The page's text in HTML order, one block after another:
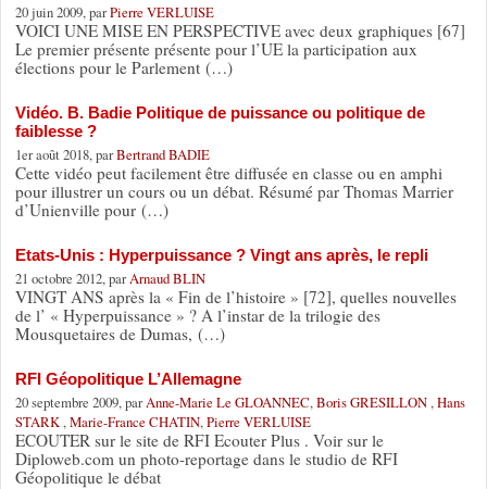
20 juin 2009, parPierre VERLUISE
VOICI UNE MISE EN PERSPECTIVE avec deux graphiques [67]
Le premier présente présente pour l’UE la participation aux
élections pour le Parlement (…)
Vidéo. B. Badie Politique de puissance ou politique de
faiblesse ?
1er août 2018, parBertrand BADIE
Cette vidéo peut facilement être diffusée en classe ou en amphi
pour illustrer un cours ou un débat. Résumé par Thomas Marrier
d’Unienville pour (…)
Etats-Unis : Hyperpuissance ? Vingt ans après, le repli
21 octobre 2012, parArnaud BLIN
VINGT ANS après la « Fin de l’histoire » [72], quelles nouvelles
de l’ « Hyperpuissance » ? A l’instar de la trilogie des
Mousquetaires de Dumas, (…)
RFI Géopolitique L’Allemagne
20 septembre 2009, parAnne-Marie Le GLOANNEC, Boris GRESILLON , Hans
STARK , Marie-France CHATIN, Pierre VERLUISE
ECOUTER sur le site de RFI Ecouter Plus . Voir sur le
Diploweb.com un photo-reportage dans le studio de RFI
Géopolitique le débat